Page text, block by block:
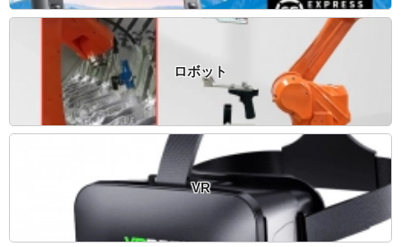
ロボット
VR